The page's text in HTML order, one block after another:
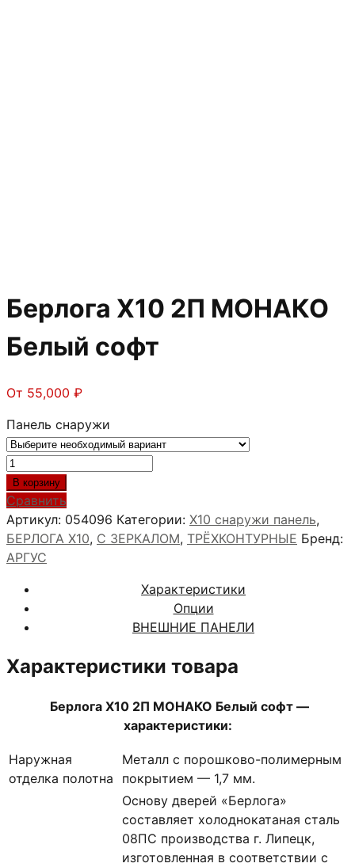
Берлога Х10 2П МОНАКО
Белый софт
От 55,000 ₽
Панель снаружи
Количество
товара
Берлога
Х10
2П
МОНАКО
софт
В корзину
Сравнить
Артикул: 054096 Категории: X10 снаружи панель,
БЕРЛОГА Х10, С ЗЕРКАЛОМ, ТРЁХКОНТУРНЫЕ Бренд:
АРГУС
Характеристики
Опции
ВНЕШНИЕ ПАНЕЛИ
Характеристики товара
Берлога Х10 2П МОНАКО Белый софт —
характеристики:
Наружная
отделка полотна
Металл с порошково-полимерным
покрытием — 1,7 мм.
Основу дверей «Берлога»
составляет холоднокатаная сталь
08ПС производства г. Липецк,
изготовленная в соответствии с